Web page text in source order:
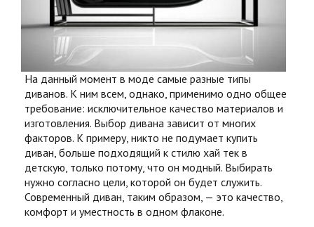
На данный момент в моде самые разные типы
диванов. К ним всем, однако, применимо одно общее
требование: исключительное качество материалов и
изготовления. Выбор дивана зависит от многих
факторов. К примеру, никто не подумает купить
диван, больше подходящий к стилю хай тек в
детскую, только потому, что он модный. Выбирать
нужно согласно цели, которой он будет служить.
Современный диван, таким образом, — это качество,
комфорт и уместность в одном флаконе.